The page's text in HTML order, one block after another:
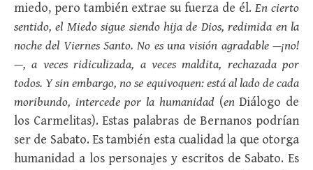
miedo, pero también extrae su fuerza de él. En cierto
sentido, el Miedo sigue siendo hija de Dios, redimida en la
noche del Viernes Santo. No es una visión agradable —¡no!
—, a veces ridiculizada, a veces maldita, rechazada por
todos. Y sin embargo, no se equivoquen: está al lado de cada
moribundo, intercede por la humanidad (enDiálogo de
los Carmelitas). Estas palabras de Bernanos podrían
ser de Sabato. Es también esta cualidad la que otorga
humanidad a los personajes y escritos de Sabato. Es